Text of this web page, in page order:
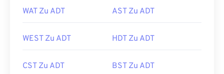
WAT Zu ADT AST Zu ADT
WEST Zu ADT HDT Zu ADT
CST Zu ADT BST Zu ADT